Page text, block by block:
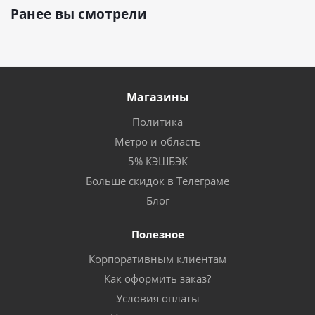
Ранее вы смотрели
Магазины
Политика
Метро и область
5% КЭШБЭК
Больше скидок в Телеграме
Блог
Полезное
Корпоративным клиентам
Как оформить заказ?
Условия оплаты